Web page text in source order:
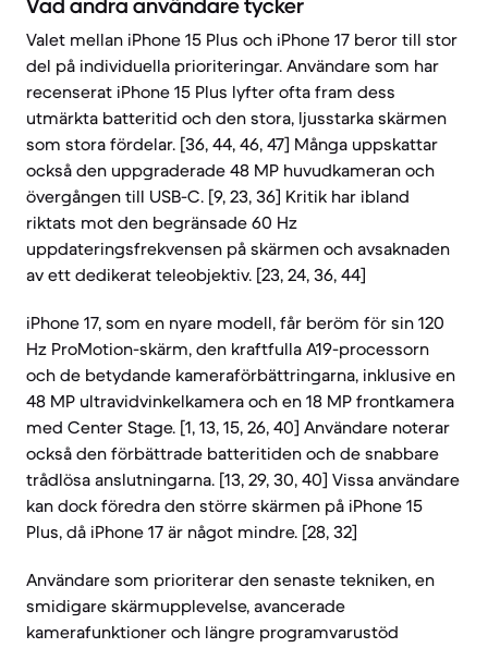
Vad andra användare tycker
Valet mellan iPhone 15 Plus och iPhone 17 beror till stor
del på individuella prioriteringar. Användare som har
recenserat iPhone 15 Plus lyfter ofta fram dess
utmärkta batteritid och den stora, ljusstarka skärmen
som stora fördelar. [36, 44, 46, 47] Många uppskattar
också den uppgraderade 48 MP huvudkameran och
övergången till USB-C. [9, 23, 36] Kritik har ibland
riktats mot den begränsade 60 Hz
uppdateringsfrekvensen på skärmen och avsaknaden
av ett dedikerat teleobjektiv. [23, 24, 36, 44]
iPhone 17, som en nyare modell, får beröm för sin 120
Hz ProMotion-skärm, den kraftfulla A19-processorn
och de betydande kameraförbättringarna, inklusive en
48 MP ultravidvinkelkamera och en 18 MP frontkamera
med Center Stage. [1, 13, 15, 26, 40] Användare noterar
också den förbättrade batteritiden och de snabbare
trådlösa anslutningarna. [13, 29, 30, 40] Vissa användare
kan dock föredra den större skärmen på iPhone 15
Plus, då iPhone 17 är något mindre. [28, 32]
Användare som prioriterar den senaste tekniken, en
smidigare skärmupplevelse, avancerade
kamerafunktioner och längre programvarustöd